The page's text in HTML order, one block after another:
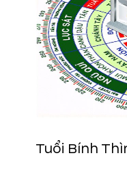
Tuổi Bính